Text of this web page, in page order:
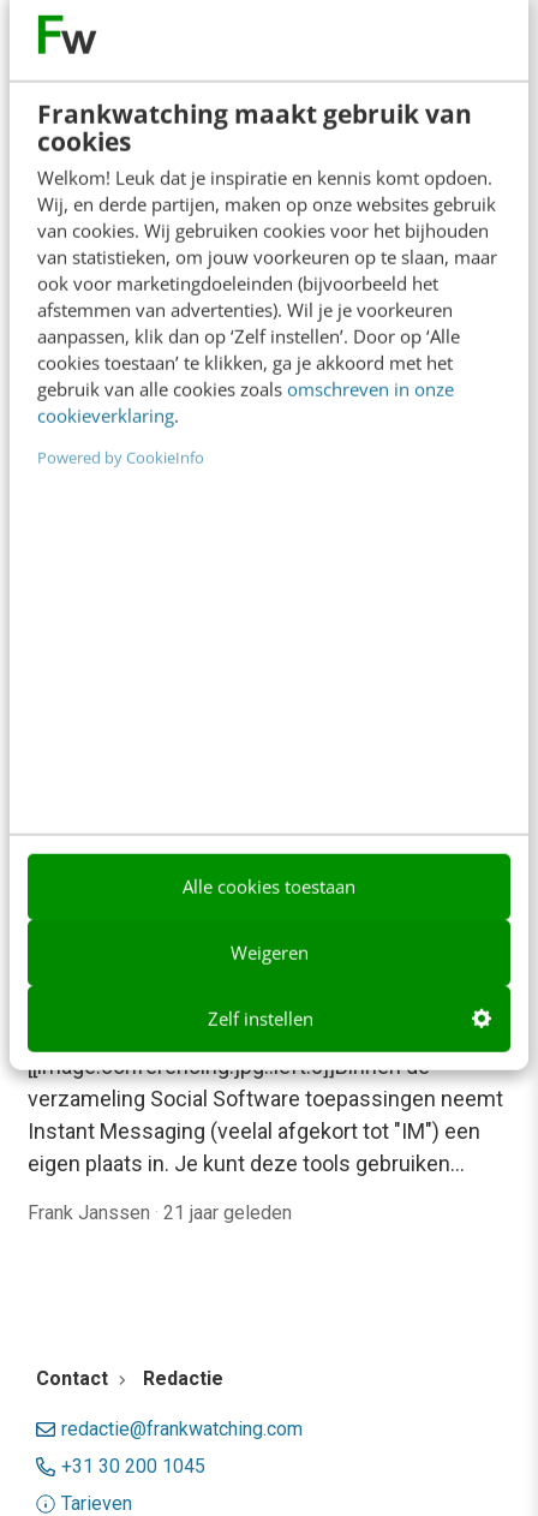
Frankwatching maakt gebruik van
cookies
Welkom! Leuk dat je inspiratie en kennis komt opdoen.
Wij, en derde partijen, maken op onze websites gebruik
van cookies. Wij gebruiken cookies voor het bijhouden
van statistieken, om jouw voorkeuren op te slaan, maar
ook voor marketingdoeleinden (bijvoorbeeld het
afstemmen van advertenties). Wil je je voorkeuren
aanpassen, klik dan op ‘Zelf instellen’. Door op ‘Alle
cookies toestaan’ te klikken, ga je akkoord met het
gebruik van alle cookies zoals omschreven in onze
cookieverklaring.
Powered by CookieInfo
Alle cookies toestaan
Weigeren
Zelf instellen
ONLINE MASTERCLASS
De nieuwe SEO- & GEO-
spelregels
In 2,5 uur van Google-first naar AI-first: zo wordt je
services,…
KLANTCONTACT & CX
Linkdossier: Instant Messaging en
[[image:conferencing.jpg::left:0]]Binnen de
verzameling Social Software toepassingen neemt
Instant Messaging (veelal afgekort tot "IM") een
eigen plaats in. Je kunt deze tools gebruiken…
Frank Janssen · 21 jaar geleden
Contact Redactie
redactie@frankwatching.com
+31 30 200 1045
Tarieven